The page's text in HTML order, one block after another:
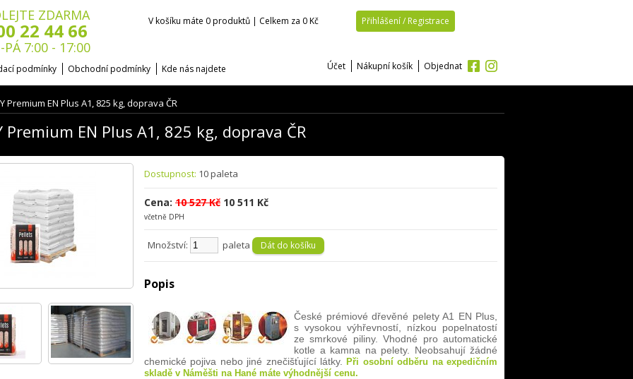
ZDARMA
22 44 66
PÁ 7:00 - 17:00
V košíku máte 0 produktů | Celkem za 0 Kč Přihlášení / Registrace
podmínky Obchodní podmínky Kde nás najdete Účet Nákupní košík Objednat
Premium EN Plus A1, 825 kg, doprava ČR
Premium EN Plus A1, 825 kg, doprava ČR
Dostupnost: 10 paleta
Cena: 10 527 Kč 10 511 Kč
včetně DPH
Množství: paleta
Popis
České prémiové dřevěné pelety A1 EN Plus,
s vysokou výhřevností, nízkou popelnatostí
ze smrkové piliny. Vhodné pro automatické
kotle a kamna na pelety. Neobsahují žádné
chemické pojiva nebo jiné znečišťující látky.Při osobní odběru na expedičním
skladě v Náměšti na Hané máte výhodnější cenu.